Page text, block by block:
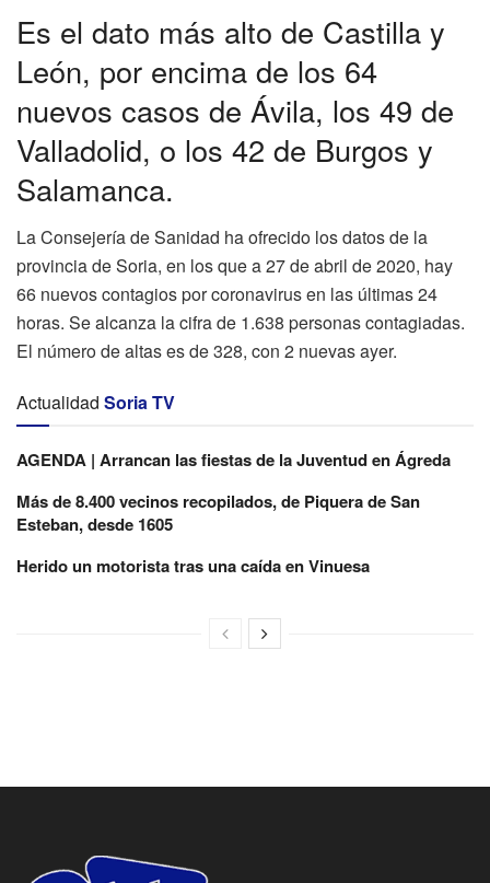
Es el dato más alto de Castilla y
León, por encima de los 64
nuevos casos de Ávila, los 49 de
Valladolid, o los 42 de Burgos y
Salamanca.
La Consejería de Sanidad ha ofrecido los datos de la
provincia de Soria, en los que a 27 de abril de 2020, hay
66 nuevos contagios por coronavirus en las últimas 24
horas. Se alcanza la cifra de 1.638 personas contagiadas.
El número de altas es de 328, con 2 nuevas ayer.
Actualidad Soria TV
AGENDA | Arrancan las fiestas de la Juventud en Ágreda
Más de 8.400 vecinos recopilados, de Piquera de San
Esteban, desde 1605
Herido un motorista tras una caída en Vinuesa